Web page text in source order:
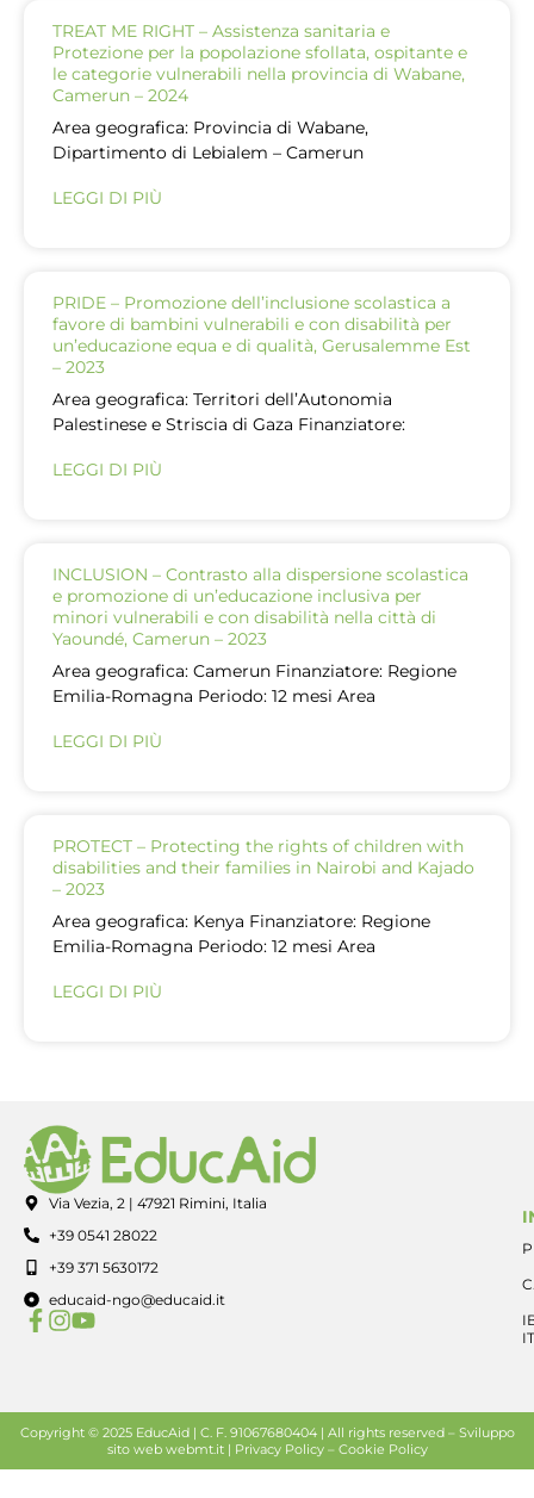
TREAT ME RIGHT – Assistenza sanitaria e
Protezione per la popolazione sfollata, ospitante e
le categorie vulnerabili nella provincia di Wabane,
Camerun – 2024
Area geografica: Provincia di Wabane,
Dipartimento di Lebialem – Camerun
LEGGI DI PIÙ
PRIDE – Promozione dell’inclusione scolastica a
favore di bambini vulnerabili e con disabilità per
un’educazione equa e di qualità, Gerusalemme Est
– 2023
Area geografica: Territori dell’Autonomia
Palestinese e Striscia di Gaza Finanziatore:
LEGGI DI PIÙ
INCLUSION – Contrasto alla dispersione scolastica
e promozione di un’educazione inclusiva per
minori vulnerabili e con disabilità nella città di
Yaoundé, Camerun – 2023
Area geografica: Camerun Finanziatore: Regione
Emilia-Romagna Periodo: 12 mesi Area
LEGGI DI PIÙ
PROTECT – Protecting the rights of children with
disabilities and their families in Nairobi and Kajado
– 2023
Area geografica: Kenya Finanziatore: Regione
Emilia-Romagna Periodo: 12 mesi Area
LEGGI DI PIÙ
Via Vezia, 2 | 47921 Rimini, Italia
+39 0541 28022
+39 371 5630172
educaid-ngo@educaid.it
Copyright © 2025 EducAid | C. F. 91067680404 | All rights reserved – Sviluppo
sito webwebmt.it | Privacy Policy– Cookie Policy